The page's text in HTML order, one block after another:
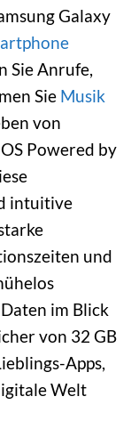
Galaxy
Sie Anrufe,
Sie Musik
von
Powered by
intuitive
und
im Blick
von 32 GB
Apps,
Welt